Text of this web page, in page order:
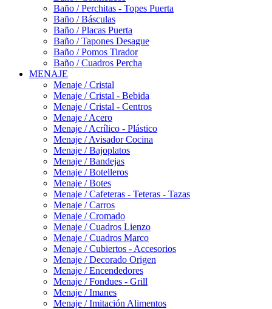
Baño / Perchitas - Topes Puerta
Baño / Básculas
Baño / Placas Puerta
Baño / Tapones Desague
Baño / Pomos Tirador
Baño / Cuadros Percha
MENAJE
Menaje / Cristal
Menaje / Cristal - Bebida
Menaje / Cristal - Centros
Menaje / Acero
Menaje / Acrílico - Plástico
Menaje / Avisador Cocina
Menaje / Bajoplatos
Menaje / Bandejas
Menaje / Botelleros
Menaje / Botes
Menaje / Cafeteras - Teteras - Tazas
Menaje / Carros
Menaje / Cromado
Menaje / Cuadros Lienzo
Menaje / Cuadros Marco
Menaje / Cubiertos - Accesorios
Menaje / Decorado Origen
Menaje / Encendedores
Menaje / Fondues - Grill
Menaje / Imanes
Menaje / Imitación Alimentos